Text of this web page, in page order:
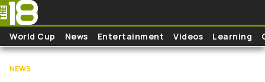
Skip to main content
World Cup News Entertainment Videos Learning
NEWS